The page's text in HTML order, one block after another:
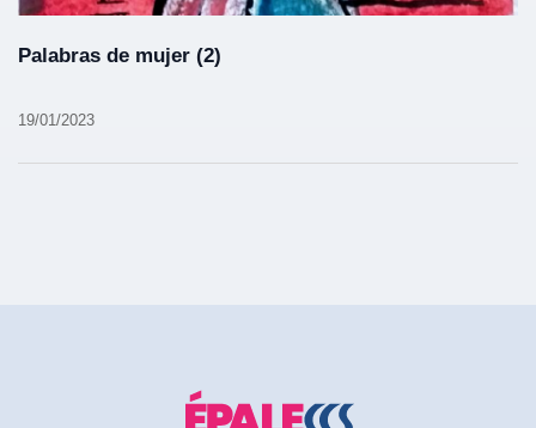
Palabras de mujer (2)
19/01/2023